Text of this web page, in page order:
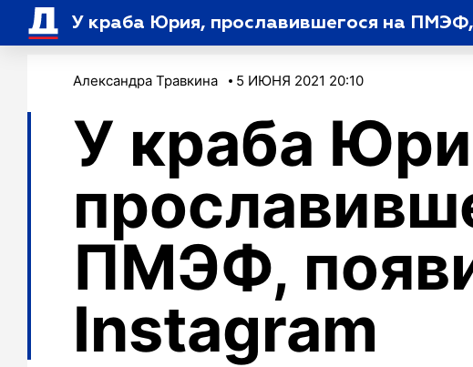
У краба Юрия, прославившегося на
Александра Травкина 5 ИЮНЯ 2021 20:10
У краба
ПМЭФ,
Instagram